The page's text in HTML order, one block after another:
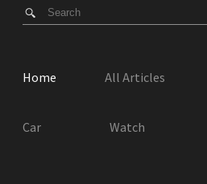
Home All Articles
Car Watch